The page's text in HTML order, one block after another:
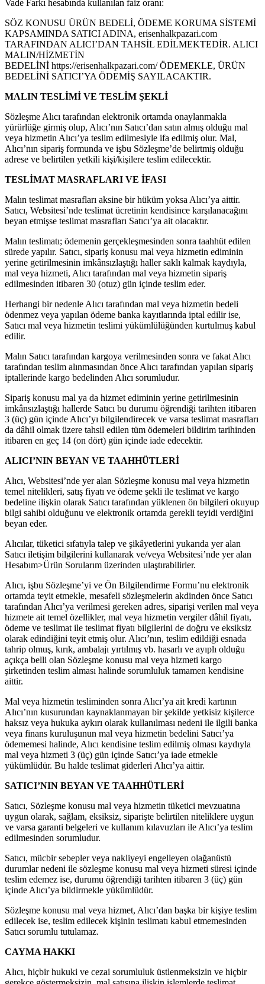
Vade Farkı hesabında kullanılan faiz oranı:
SÖZ KONUSU ÜRÜN BEDELİ, ÖDEME KORUMA SİSTEMİ
KAPSAMINDA SATICI ADINA, erisenhalkpazari.com
TARAFINDAN ALICI’DAN TAHSİL EDİLMEKTEDİR. ALICI
MALIN/HİZMETİN
BEDELİNİ https://erisenhalkpazari.com/ ÖDEMEKLE, ÜRÜN
BEDELİNİ SATICI’YA ÖDEMİŞ SAYILACAKTIR.
MALIN TESLİMİ VE TESLİM ŞEKLİ
Sözleşme Alıcı tarafından elektronik ortamda onaylanmakla
yürürlüğe girmiş olup, Alıcı’nın Satıcı’dan satın almış olduğu mal
veya hizmetin Alıcı’ya teslim edilmesiyle ifa edilmiş olur. Mal,
Alıcı’nın sipariş formunda ve işbu Sözleşme’de belirtmiş olduğu
adrese ve belirtilen yetkili kişi/kişilere teslim edilecektir.
TESLİMAT MASRAFLARI VE İFASI
Malın teslimat masrafları aksine bir hüküm yoksa Alıcı’ya aittir.
Satıcı, Websitesi’nde teslimat ücretinin kendisince karşılanacağını
beyan etmişse teslimat masrafları Satıcı’ya ait olacaktır.
Malın teslimatı; ödemenin gerçekleşmesinden sonra taahhüt edilen
sürede yapılır. Satıcı, sipariş konusu mal veya hizmetin ediminin
yerine getirilmesinin imkânsızlaştığı haller saklı kalmak kaydıyla,
mal veya hizmeti, Alıcı tarafından mal veya hizmetin sipariş
edilmesinden itibaren 30 (otuz) gün içinde teslim eder.
Herhangi bir nedenle Alıcı tarafından mal veya hizmetin bedeli
ödenmez veya yapılan ödeme banka kayıtlarında iptal edilir ise,
Satıcı mal veya hizmetin teslimi yükümlülüğünden kurtulmuş kabul
edilir.
Malın Satıcı tarafından kargoya verilmesinden sonra ve fakat Alıcı
tarafından teslim alınmasından önce Alıcı tarafından yapılan sipariş
iptallerinde kargo bedelinden Alıcı sorumludur.
Sipariş konusu mal ya da hizmet ediminin yerine getirilmesinin
imkânsızlaştığı hallerde Satıcı bu durumu öğrendiği tarihten itibaren
3 (üç) gün içinde Alıcı’yı bilgilendirecek ve varsa teslimat masrafları
da dâhil olmak üzere tahsil edilen tüm ödemeleri bildirim tarihinden
itibaren en geç 14 (on dört) gün içinde iade edecektir.
ALICI’NIN BEYAN VE TAAHHÜTLERİ
Alıcı, Websitesi’nde yer alan Sözleşme konusu mal veya hizmetin
temel nitelikleri, satış fiyatı ve ödeme şekli ile teslimat ve kargo
bedeline ilişkin olarak Satıcı tarafından yüklenen ön bilgileri okuyup
bilgi sahibi olduğunu ve elektronik ortamda gerekli teyidi verdiğini
beyan eder.
Alıcılar, tüketici sıfatıyla talep ve şikâyetlerini yukarıda yer alan
Satıcı iletişim bilgilerini kullanarak ve/veya Websitesi’nde yer alan
Hesabım>Ürün Sorularım üzerinden ulaştırabilirler.
Alıcı, işbu Sözleşme’yi ve Ön Bilgilendirme Formu’nu elektronik
ortamda teyit etmekle, mesafeli sözleşmelerin akdinden önce Satıcı
tarafından Alıcı’ya verilmesi gereken adres, siparişi verilen mal veya
hizmete ait temel özellikler, mal veya hizmetin vergiler dâhil fiyatı,
ödeme ve teslimat ile teslimat fiyatı bilgilerini de doğru ve eksiksiz
olarak edindiğini teyit etmiş olur. Alıcı’nın, teslim edildiği esnada
tahrip olmuş, kırık, ambalajı yırtılmış vb. hasarlı ve ayıplı olduğu
açıkça belli olan Sözleşme konusu mal veya hizmeti kargo
şirketinden teslim alması halinde sorumluluk tamamen kendisine
aittir.
Mal veya hizmetin tesliminden sonra Alıcı’ya ait kredi kartının
Alıcı’nın kusurundan kaynaklanmayan bir şekilde yetkisiz kişilerce
haksız veya hukuka aykırı olarak kullanılması nedeni ile ilgili banka
veya finans kuruluşunun mal veya hizmetin bedelini Satıcı’ya
ödememesi halinde, Alıcı kendisine teslim edilmiş olması kaydıyla
mal veya hizmeti 3 (üç) gün içinde Satıcı’ya iade etmekle
yükümlüdür. Bu halde teslimat giderleri Alıcı’ya aittir.
SATICI’NIN BEYAN VE TAAHHÜTLERİ
Satıcı, Sözleşme konusu mal veya hizmetin tüketici mevzuatına
uygun olarak, sağlam, eksiksiz, siparişte belirtilen niteliklere uygun
ve varsa garanti belgeleri ve kullanım kılavuzları ile Alıcı’ya teslim
edilmesinden sorumludur.
Satıcı, mücbir sebepler veya nakliyeyi engelleyen olağanüstü
durumlar nedeni ile sözleşme konusu mal veya hizmeti süresi içinde
teslim edemez ise, durumu öğrendiği tarihten itibaren 3 (üç) gün
içinde Alıcı’ya bildirmekle yükümlüdür.
Sözleşme konusu mal veya hizmet, Alıcı’dan başka bir kişiye teslim
edilecek ise, teslim edilecek kişinin teslimatı kabul etmemesinden
Satıcı sorumlu tutulamaz.
CAYMA HAKKI
Alıcı, hiçbir hukuki ve cezai sorumluluk üstlenmeksizin ve hiçbir